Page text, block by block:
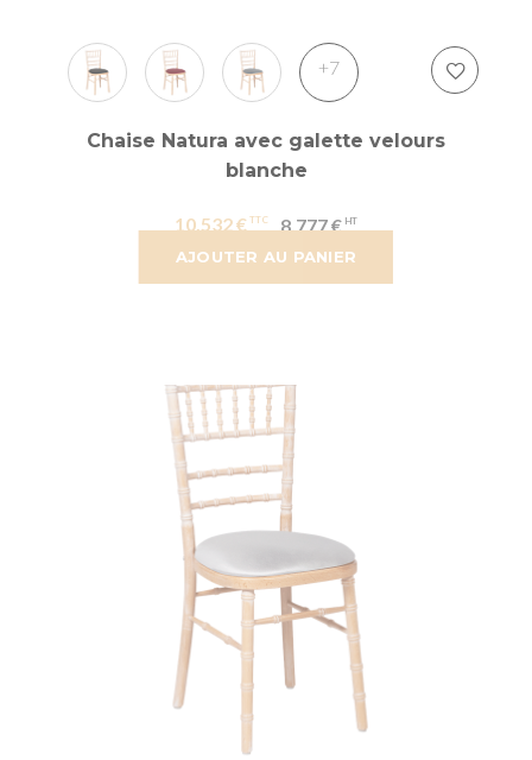
AJOUTER AU PANIER
+7
Chaise Natura avec galette velours
blanche
10,532 € 8,777 €